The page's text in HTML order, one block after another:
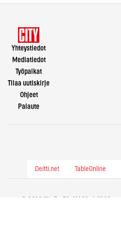
Yhteystiedot
Mediatiedot
Työpaikat
Tilaa uutiskirje
Ohjeet
Palaute
Deitti.net TableOnline